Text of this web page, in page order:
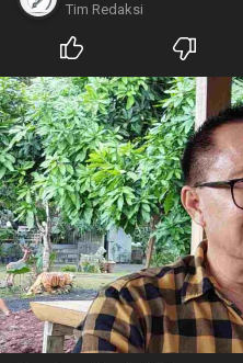
Tim Redaksi